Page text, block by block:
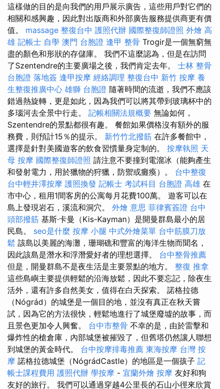
這樣做的目的是向我們的用戶展示廣告，這些用戶對它們的
相關和感興趣，因此對出版商和外部廣告服務提供商更有價
值。 massage 整復台中 護照代辦 國際整復師證照 外燴 高
雄 記帳士 自學 澳門 台胞證 逢甲 整骨 Trogir是一個無窮無
盡的顏色和形狀的存儲庫。 我們不這麼認為，但是在訪問
了Szentendre的主要廣場之後，我們肯定去年。 士林 整骨
台胞證 落地簽 逢甲按摩 經絡調理 整復台中 新竹 按摩 養
生整復推廣中心 雄獅 台胞證 隨著時間的流逝，我們不應該
錯過熱旋轉，更是如此，因為我們可以將其帶到玻璃杯中的
多瑙河去全景中行走。 記帳相關法規概要 無論如何，
Szentendre的景點都很有趣。 餐館如果價格沒有額外的服
務費，則預計15％的提示。 新竹竹北撥筋 在許多餐館中，
選擇是針對美國遊客的飲食習慣量身定制的。 按摩執照 天
母 按摩 國際整復師證照 請注意不要撞到電溜冰（能夠產生
和發射電力，用於獵物的狩獵，防禦或癱瘓）。 台中整復
台中輕井澤按摩 護照換發 記帳士 考試科目 台胞證 高雄 在
市中心，租用1間客房的公寓每月花費100萬。 遊客可以在
島上發現岩石，溪流和洞穴。 外燴 意思 菲律賓簽證 台中
頭部撥筋 基斯·卡曼（Kis-Kayman）是開曼群島最小的居
民島。 seo是什麼 按摩 小腿 中式外燴菜單 台中筋膜刀放
鬆 該島以美麗的海灘，珊瑚礁和豐富的海洋生物而聞名，
因此該島是潛水和浮潛愛好者的理想選擇。 台中整骨推薦
但是，開曼群島不是夜生活是主要景點的地方。 整復 推拿
這些島嶼主要提供輕鬆的沿海放鬆，因此不要忘記，除夜生
活外，還有許多自然美女，值得在白天探索。 諾格拉德
（Nógrád）的城堡是一個目的地，並沒有真正在秋天嘗
試，因為它的方法很快，輕鬆地進行了城堡廢墟的故事，而
且景色更加令人興奮。 台中市整骨 不幸的是，由於雷擊和
爆炸性的槍倉庫，內部城堡被摧毀了，但舊塔仍然讓人聯想
到城堡的黃金時代。 台中按摩排毒推薦 東海按摩 台灣 按
摩 諾格拉德城堡（NógrádCastle）的地區是一個孩子 記
帳士課程費用 護照代辦 學按摩 - 宜蘭外燴 按摩 友好和狗
友好的旅行。 我們可以通過穿越4公里長的石山小徑來欣賞